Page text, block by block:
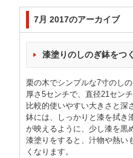
7月 2017のアーカイブ
漆塗りのしのぎ鉢をつ
栗の木でシンプルな7寸のし
厚さ5センチで、直径21セン
比較的使いやすい大きさと深
鉢には、しっかりと漆を拭き
が映えるように、少し漆を黒
漆塗りをすると、汁物や熱い
くなります。